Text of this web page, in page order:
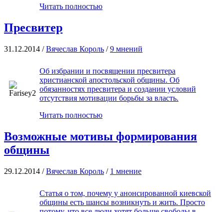
Читать полностью
Пресвитер
31.12.2014 /Вячеслав Король /9 мнений
Об избрании и посвящении пресвитера
христианской апостольской общины. Об
обязанностях пресвитера и создании условий
отсутствия мотивации борьбы за власть.
Читать полностью
Возможные мотивы формирования
общины
29.12.2014 /Вячеслав Король / 1 мнение
Статья о том, почему у анонсированной киевской
общины есть шансы возникнуть и жить. Просто